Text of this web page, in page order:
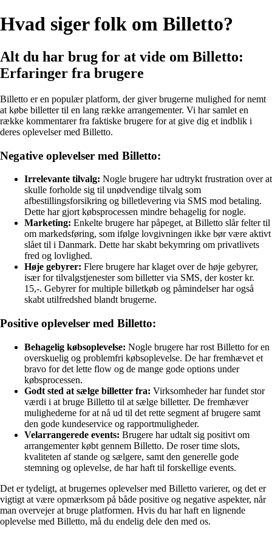
Hvad siger folk om Billetto?
Alt du har brug for at vide om Billetto:
Erfaringer fra brugere
Billetto er en populær platform, der giver brugerne mulighed for nemt
at købe billetter til en lang række arrangementer. Vi har samlet en
række kommentarer fra faktiske brugere for at give dig et indblik i
deres oplevelser med Billetto.
Negative oplevelser med Billetto:
Irrelevante tilvalg: Nogle brugere har udtrykt frustration over at
skulle forholde sig til unødvendige tilvalg som
afbestillingsforsikring og billetlevering via SMS mod betaling.
Dette har gjort købsprocessen mindre behagelig for nogle.
Marketing: Enkelte brugere har påpeget, at Billetto slår felter til
om markedsføring, som ifølge lovgivningen ikke bør være aktivt
slået til i Danmark. Dette har skabt bekymring om privatlivets
fred og lovlighed.
Høje gebyrer: Flere brugere har klaget over de høje gebyrer,
især for tilvalgstjenester som billetter via SMS, der koster kr.
15,-. Gebyrer for multiple billetkøb og påmindelser har også
skabt utilfredshed blandt brugerne.
Positive oplevelser med Billetto:
Behagelig købsoplevelse: Nogle brugere har rost Billetto for en
overskuelig og problemfri købsoplevelse. De har fremhævet et
bravo for det lette flow og de mange gode options under
købsprocessen.
Godt sted at sælge billetter fra: Virksomheder har fundet stor
værdi i at bruge Billetto til at sælge billetter. De fremhæver
mulighederne for at nå ud til det rette segment af brugere samt
den gode kundeservice og rapportmuligheder.
Velarrangerede events: Brugere har udtalt sig positivt om
arrangementer købt gennem Billetto. De roser time slots,
kvaliteten af stande og sælgere, samt den generelle gode
stemning og oplevelse, de har haft til forskellige events.
Det er tydeligt, at brugernes oplevelser med Billetto varierer, og det er
vigtigt at være opmærksom på både positive og negative aspekter, når
man overvejer at bruge platformen. Hvis du har haft en lignende
oplevelse med Billetto, må du endelig dele den med os.